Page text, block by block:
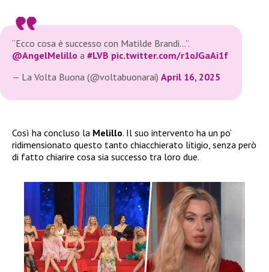
“Ecco cosa è successo con Matilde Brandi…”.
@AngelMelillo a #LVB pic.twitter.com/r1oJGaAi1f
— La Volta Buona (@voltabuonarai) April 16, 2025
Così ha concluso la Melillo. Il suo intervento ha un po’
ridimensionato questo tanto chiacchierato litigio, senza però
di fatto chiarire cosa sia successo tra loro due.